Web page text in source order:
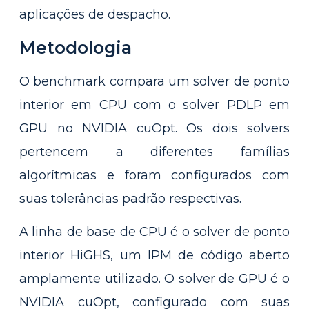
aplicações de despacho.
Metodologia
O benchmark compara um solver de ponto
interior em CPU com o solver PDLP em
GPU no NVIDIA cuOpt. Os dois solvers
pertencem a diferentes famílias
algorítmicas e foram configurados com
suas tolerâncias padrão respectivas.
A linha de base de CPU é o solver de ponto
interior HiGHS, um IPM de código aberto
amplamente utilizado. O solver de GPU é o
NVIDIA cuOpt, configurado com suas